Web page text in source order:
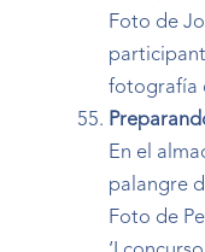
Foto de
fotografía
En el
palangre
Foto de